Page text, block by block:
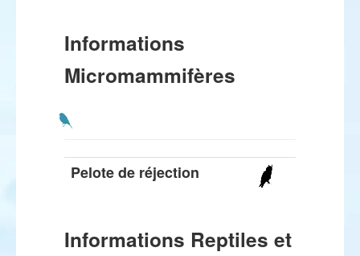
Informations
Micromammifères
Pelote de réjection
Informations Reptiles et